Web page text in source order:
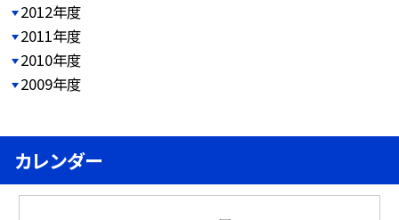
2012年度
2011年度
2010年度
2009年度
カレンダー